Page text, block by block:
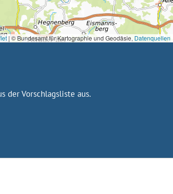
|© Bundesamt für Kartographie und Geodäsie, Datenquellen
der Vorschlagsliste aus.